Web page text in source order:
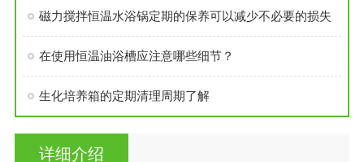
磁力搅拌恒温水浴锅定期的保养可以减少不必要的损失
在使用恒温油浴槽应注意哪些细节？
生化培养箱的定期清理周期了解
详细介绍